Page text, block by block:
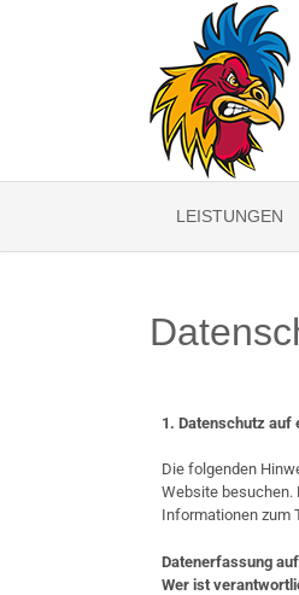
LEISTUNGEN
1. Datenschutz auf
Die folgenden
Website besuchen.
Informationen zum
Datenerfassung
Wer ist